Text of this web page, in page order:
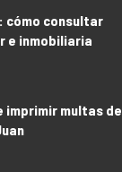
cómo consultar
e inmobiliaria
imprimir multas de